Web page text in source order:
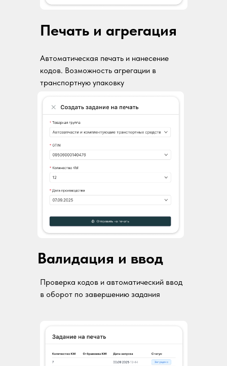
Автоматическая печать и нанесение
кодов. Возможность агрегации в
транспортную упаковку
Проверка кодов и автоматический ввод
в оборот по завершению задания
Печать и агрегация
Валидация и ввод